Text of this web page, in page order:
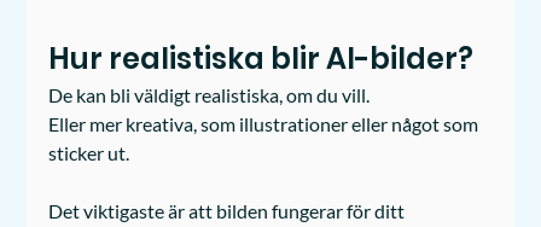
Hur realistiska blir AI-bilder?
De kan bli väldigt realistiska, om du vill.
Eller mer kreativa, som illustrationer eller något som
sticker ut.
Det viktigaste är att bilden fungerar för ditt